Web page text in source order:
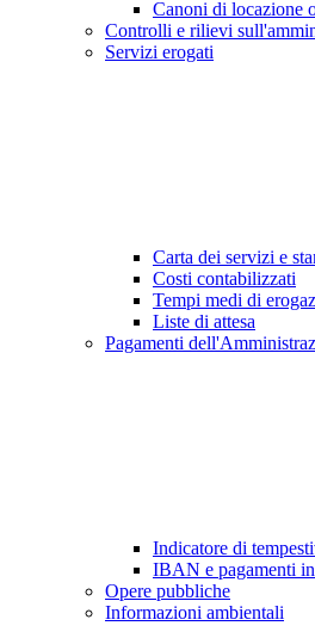
Canoni di locazione
Controlli e rilievi
Servizi erogati
Carta dei servizi e
Costi contabilizzati
Tempi medi di
Liste di attesa
Pagamenti
Indicatore di
IBAN e pagamenti
Opere pubbliche
Informazioni ambientali